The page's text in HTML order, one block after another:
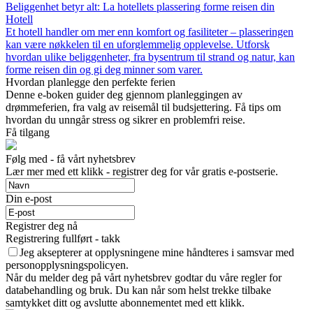
Beliggenhet betyr alt: La hotellets plassering forme reisen din
Hotell
Et hotell handler om mer enn komfort og fasiliteter – plasseringen
kan være nøkkelen til en uforglemmelig opplevelse. Utforsk
hvordan ulike beliggenheter, fra bysentrum til strand og natur, kan
forme reisen din og gi deg minner som varer.
Hvordan planlegge den perfekte ferien
Denne e-boken guider deg gjennom planleggingen av
drømmeferien, fra valg av reisemål til budsjettering. Få tips om
hvordan du unngår stress og sikrer en problemfri reise.
Få tilgang
Følg med - få vårt nyhetsbrev
Lær mer med ett klikk - registrer deg for vår gratis e-postserie.
Din e-post
Registrer deg nå
Registrering fullført - takk
Jeg aksepterer at opplysningene mine håndteres i samsvar med
personopplysningspolicyen.
Når du melder deg på vårt nyhetsbrev godtar du våre regler for
databehandling og bruk. Du kan når som helst trekke tilbake
samtykket ditt og avslutte abonnementet med ett klikk.